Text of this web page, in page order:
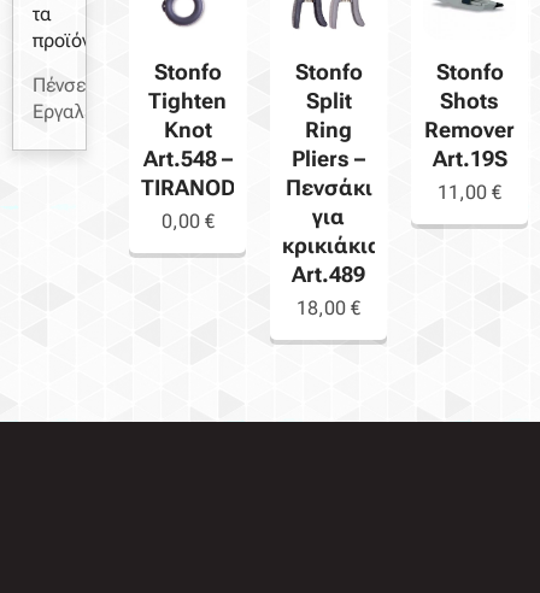
τα
προϊόντα
Πένσες-
Εργαλεία
Stonfo
Tighten
Knot
Art.548 –
TIRANODO
0,00€
Stonfo
Split
Ring
Pliers –
Πενσάκι
για
κρικιάκια
Art.489
18,00 €
Stonfo
Shots
Remover
Art.19S
11,00 €